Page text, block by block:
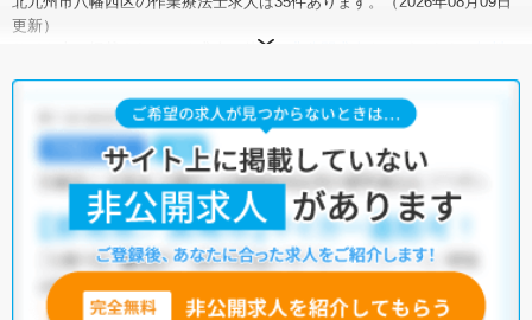
更新）
サイト上に掲載されている求人の他に、
う求人を提案させていただきます。
北九州市八幡西区の作業療法士求人では以下のような条件が人気です。
土日祝休・積極採用中・残業少なめ・正社員(正職員)
・介護福祉施設 ・訪問リハビリ(在宅医療)・小児リハビリ
育園
他の条件でも人気の求人がございますので、「こだわり条件」から検索
いただくか、お気軽にお問い合わせください。
全国の作業療法士求人
から検索いただくことも可能です。